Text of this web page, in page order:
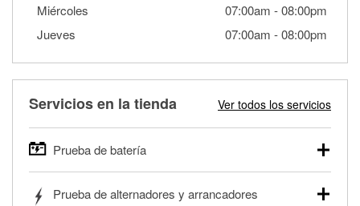
Miércoles
07:00am -08:00pm
Jueves
07:00am -08:00pm
Servicios en la tienda Ver todos los servicios
Prueba de batería
autos, camionetas, SUVs, vehículos comerciales y
Prueba de alternadores y arrancadores